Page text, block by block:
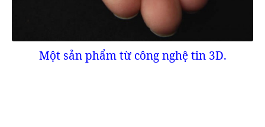
Một sản phẩm từ công nghệ tin 3D.